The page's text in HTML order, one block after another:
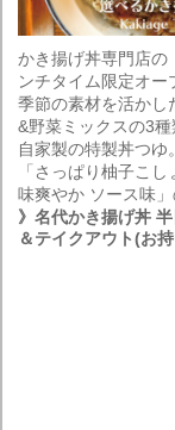
かき揚げ丼専門店の
ンチタイム限定オー
季節の素材を活かし
&野菜ミックスの3
自家製の特製丼つゆ
「さっぱり柚子こ
味爽やか ソース味
》名代かき揚げ丼
＆テイクアウト(お